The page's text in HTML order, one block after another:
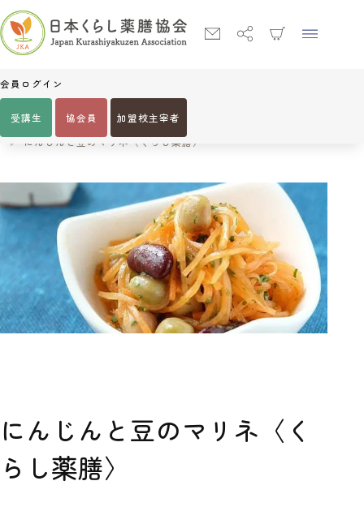
会員ログイン
受講生 協会員 加盟校主宰者
Home
編集部おすすめレシピ
にんじんと豆のマリネ〈くらし薬膳〉
にんじんと豆のマリネ〈く
らし薬膳〉